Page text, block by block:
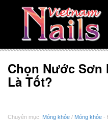
Chọn Nước Sơn
Là Tốt?
Chuyên mục: Móng khỏe / Móng khỏe -